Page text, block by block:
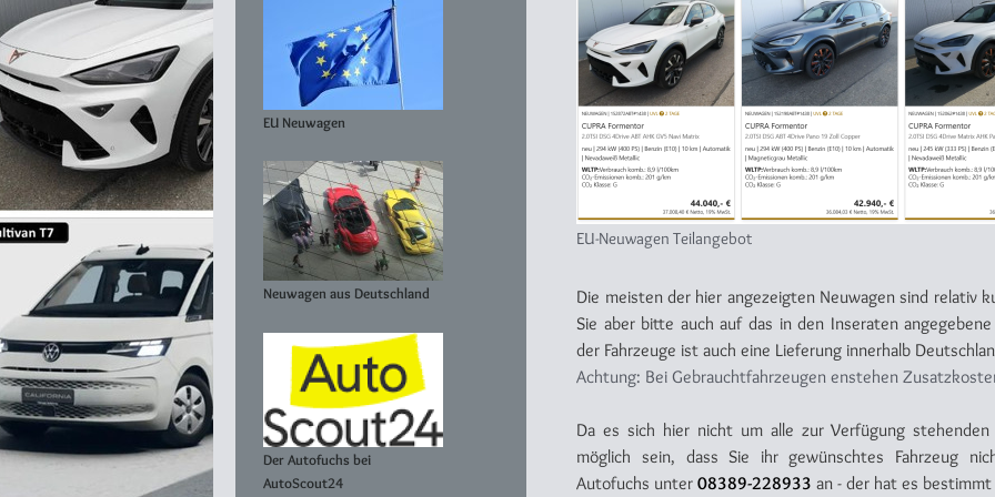
EU-Neuwagen Teilangebot
Die meisten der hier angezeigten Neuwagen sind relativ
Sie aber bitte auch auf das in den Inseraten
der Fahrzeuge ist auch eine Lieferung innerhalb
Achtung: Bei Gebrauchtfahrzeugen enstehen
Da es sich hier nicht um alle zur Verfügung stehenden
möglich sein, dass Sie ihr gewünschtes Fahrzeug
Autofuchs unter 08389-228933 an - der hat es
EU Neuwagen
Neuwagen aus Deutschland
Der Autofuchs bei
AutoScout24